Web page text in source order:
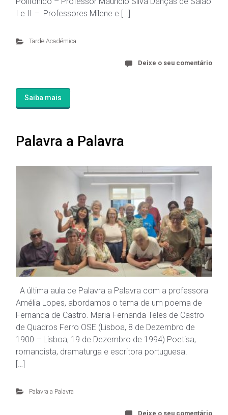
I e II – Professores Milene e […]
Tarde Académica
Deixe o seu comentário
Saiba mais
Palavra a Palavra
A última aula de Palavra a Palavra com a professora
Amélia Lopes, abordamos o tema de um poema de
Fernanda de Castro. Maria Fernanda Teles de Castro
de Quadros Ferro OSE (Lisboa, 8 de Dezembro de
1900 – Lisboa, 19 de Dezembro de 1994) Poetisa,
romancista, dramaturga e escritora portuguesa.
[…]
Palavra a Palavra
Deixe o seu comentário